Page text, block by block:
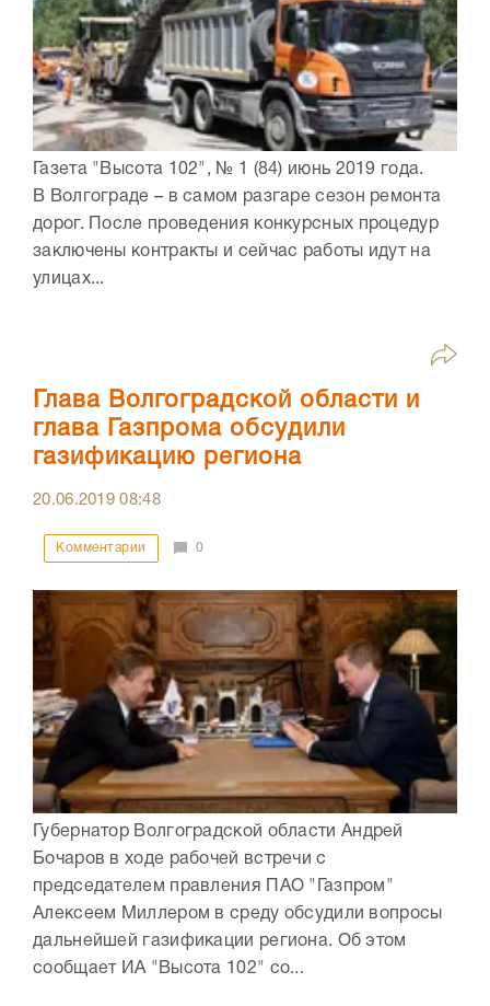
Газета "Высота 102", № 1 (84) июнь 2019 года.
В Волгограде – в самом разгаре сезон ремонта
дорог. После проведения конкурсных процедур
заключены контракты и сейчас работы идут на
улицах...
Глава Волгоградской области и
глава Газпрома обсудили
газификацию региона
20.06.201908:48
Комментарии 0
Губернатор Волгоградской области Андрей
Бочаров в ходе рабочей встречи с
председателем правления ПАО "Газпром"
Алексеем Миллером в среду обсудили вопросы
дальнейшей газификации региона. Об этом
сообщает ИА "Высота 102" со...